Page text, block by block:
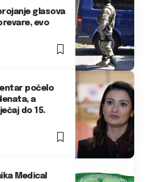
glasova
evo
počelo
a
do 15.
Medical